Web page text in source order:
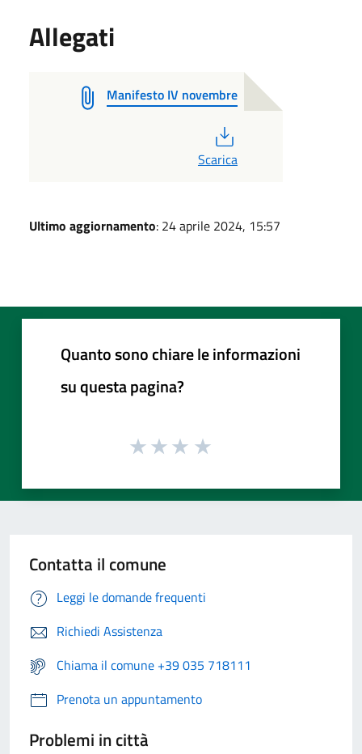
Allegati
Manifesto IV novembre
Scarica
Ultimo aggiornamento: 24 aprile 2024, 15:57
Quanto sono chiare le informazioni
su questa pagina?
Contatta il comune
Leggi le domande frequenti
Richiedi Assistenza
Chiama il comune +39 035 718111
Prenota un appuntamento
Problemi in città